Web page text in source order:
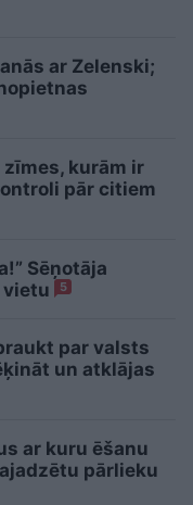
ar Zelenski;
kurām ir
pār citiem
Sēņotāja
vietu
5
par valsts
un atklājas
ar kuru ēšanu
pārlieku